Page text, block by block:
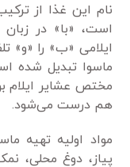
نام این غذا از
است، «با» در
ایلامی «ب» را «و»
ماسوا تبدیل شده
مختص عشایر ایلام
هم درست می‌شود.
مواد اولیه تهیه
پیاز، دوغ محلی،